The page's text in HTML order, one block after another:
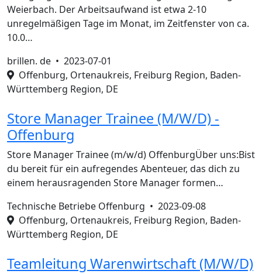
Weierbach. Der Arbeitsaufwand ist etwa 2-10
unregelmäßigen Tage im Monat, im Zeitfenster von ca.
10.0…
brillen. de • 2023-07-01
Offenburg, Ortenaukreis, Freiburg Region, Baden-
Württemberg Region, DE
Store Manager Trainee (M/W/D) -
Offenburg
Store Manager Trainee (m/w/d) OffenburgÜber uns:Bist
du bereit für ein aufregendes Abenteuer, das dich zu
einem herausragenden Store Manager formen…
Technische Betriebe Offenburg • 2023-09-08
Offenburg, Ortenaukreis, Freiburg Region, Baden-
Württemberg Region, DE
Teamleitung Warenwirtschaft (M/W/D)